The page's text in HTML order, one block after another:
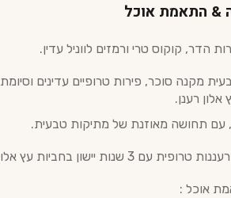
& התאמת אוכל
הדר, קוקוס טרי ורמזים לווניל עדין.
מקנה סוכר, פירות טרופיים עדינים וסיומת
אלון רענן.
עם תחושה מאוזנת של מתיקות טבעית.
יישון בחביות עץ אלון.
אוכל :